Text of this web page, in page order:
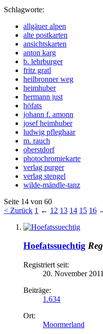
Schlagworte:
allgäuer alpen
alte postkarten
ansichtskarten
anton karg
b. lehrburger
fritz gratl
heilbronner weg
heimhuber
hermann just
höfats
johann f. amonn
josef heimhuber
ludwig pfleghaar
m. rauch
oberstdorf
photochromiekarte
verlag purger
verlag stengel
wilde-mändle-tanz
Seite 14 von 60
< Zurück 1 ← 12 13 14 15 16
Hoefatssuechtig
Registriert seit:
20. November 2011
Beiträge:
1.634
Ort:
Moormerland